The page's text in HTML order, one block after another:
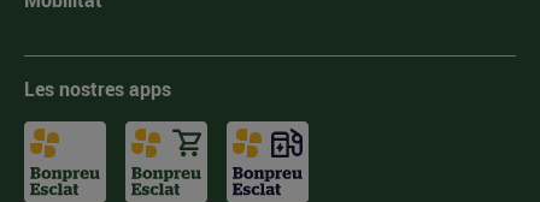
Les nostres apps